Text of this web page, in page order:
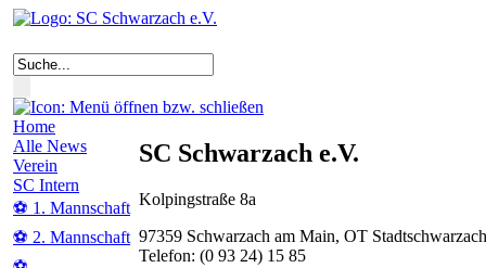
Home
Alle News
Verein
SC Intern
⚽ 1. Mannschaft
⚽ 2. Mannschaft
SC Schwarzach e.V.
Kolpingstraße 8a
97359 Schwarzach am Main, OT Stadtschwarzach
Telefon: (0 93 24) 15 85